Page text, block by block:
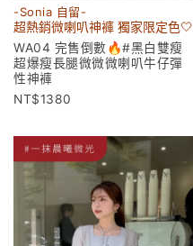
-Sonia 自留-
超熱銷微喇叭神褲 獨家限定色🤍
WA04 完售倒數🔥#黑白雙瘦
超爆瘦長腿微微微喇叭牛仔彈
性神褲
1380